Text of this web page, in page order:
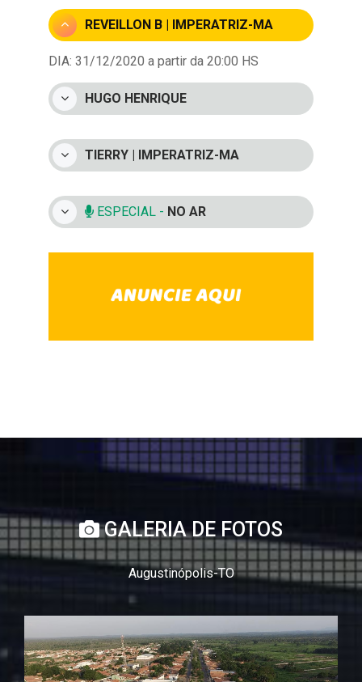
REVEILLON B | IMPERATRIZ-MA
DIA: 31/12/2020 a partir da 20:00 HS
HUGO HENRIQUE
TIERRY | IMPERATRIZ-MA
ESPECIAL - NO AR
GALERIA DE FOTOS
Augustinópolis-TO